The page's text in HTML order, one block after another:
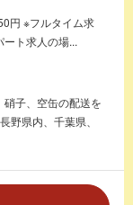
円 ※フルタイム求
ート求人の場...
子、空缶の配送を
野県内、千葉県、